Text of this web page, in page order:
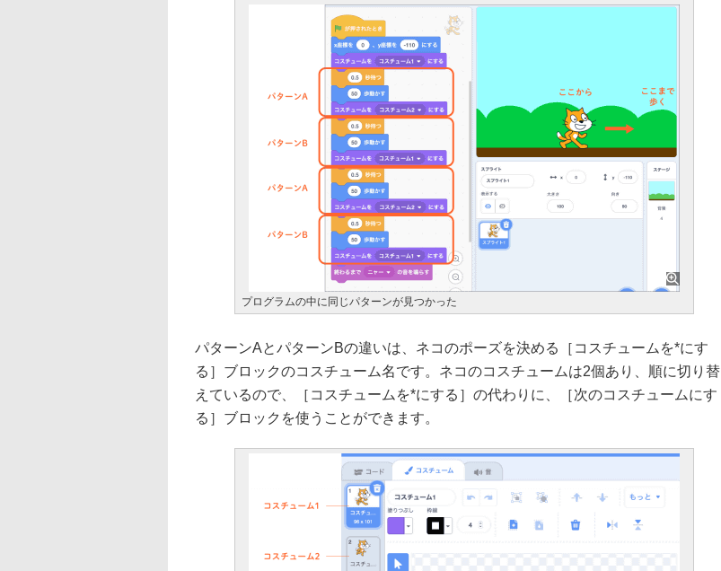
プログラムの中に同じパターンが見つかった
パターンAとパターンBの違いは、ネコのポーズを決める［コスチュームを*にす
る］ブロックのコスチューム名です。ネコのコスチュームは2個あり、順に切り替
えているので、［コスチュームを*にする］の代わりに、［次のコスチュームにす
る］ブロックを使うことができます。